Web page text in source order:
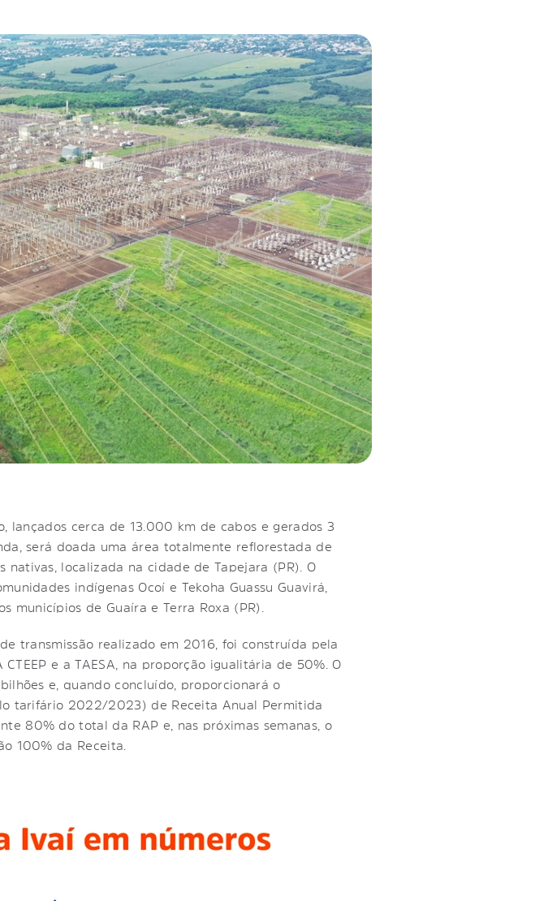
lançados cerca de 13.000 km de cabos e gerados 3
será doada uma área totalmente reflorestada de
localizada na cidade de Tapejara (PR). O
indígenas Ocoí e Tekoha Guassu Guavirá,
municípios de Guaíra e Terra Roxa (PR).
transmissão realizado em 2016, foi construída pela
e a TAESA, na proporção igualitária de 50%. O
e, quando concluído, proporcionará o
tarifário 2022/2023) de Receita Anual Permitida
80% do total da RAP e, nas próximas semanas, o
100% da Receita.